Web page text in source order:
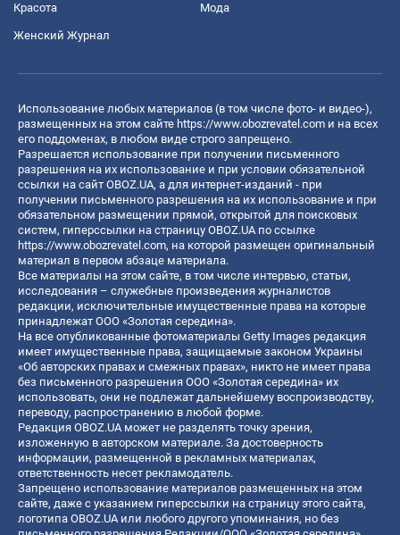
Красота Мода
Женский Журнал
Использование любых материалов (в том числе фото- и видео-),
размещенных на этом сайте https://www.obozrevatel.com и на всех
его поддоменах, в любом виде строго запрещено.
Разрешается использование при получении письменного
разрешения на их использование и при условии обязательной
ссылки на сайт OBOZ.UA, а для интернет-изданий - при
получении письменного разрешения на их использование и при
обязательном размещении прямой, открытой для поисковых
систем, гиперссылки на страницу OBOZ.UA по ссылке
https://www.obozrevatel.com, на которой размещен оригинальный
материал в первом абзаце материала.
Все материалы на этом сайте, в том числе интервью, статьи,
исследования – служебные произведения журналистов
редакции, исключительные имущественные права на которые
принадлежат ООО «Золотая середина».
На все опубликованные фотоматериалы Getty Images редакция
имеет имущественные права, защищаемые законом Украины
«Об авторских правах и смежных правах», никто не имеет права
без письменного разрешения ООО «Золотая середина» их
использовать, они не подлежат дальнейшему воспроизводству,
переводу, распространению в любой форме.
Редакция OBOZ.UA может не разделять точку зрения,
изложенную в авторском материале. За достоверность
информации, размещенной в рекламных материалах,
ответственность несет рекламодатель.
Запрещено использование материалов размещенных на этом
сайте, даже с указанием гиперссылки на страницу этого сайта,
логотипа OBOZ.UA или любого другого упоминания, но без